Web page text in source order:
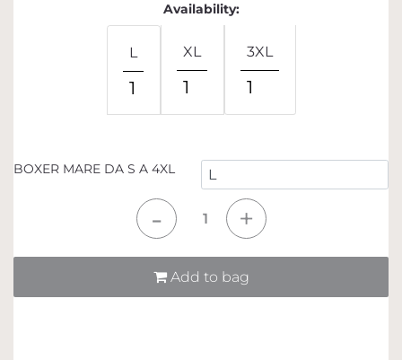
Availability:
L
1
XL
1
3XL
1
BOXER MARE DA S A 4XL
Add to bag